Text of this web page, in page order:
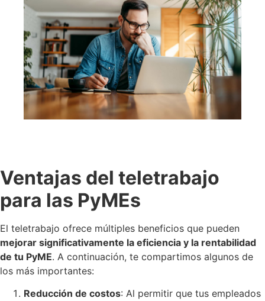
Ventajas del teletrabajo
para las PyMEs
El teletrabajo ofrece múltiples beneficios que pueden
mejorar significativamente la eficiencia y la rentabilidad
de tu PyME. A continuación, te compartimos algunos de
los más importantes:
Reducción de costos: Al permitir que tus empleados